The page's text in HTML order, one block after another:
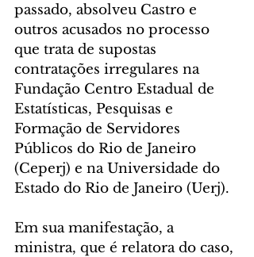
passado, absolveu Castro e
outros acusados no processo
que trata de supostas
contratações irregulares na
Fundação Centro Estadual de
Estatísticas, Pesquisas e
Formação de Servidores
Públicos do Rio de Janeiro
(Ceperj) e na Universidade do
Estado do Rio de Janeiro (Uerj).
Em sua manifestação, a
ministra, que é relatora do caso,